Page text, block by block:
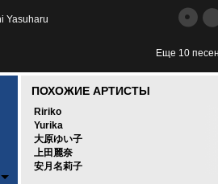
Yasuharu
Fara3' — Rafatosman.CoM
любимыми
Еще 10 песен
A.V.G
ПОХОЖИЕ АРТИСТЫ
Ririko
Yurika
大原ゆい子
上田麗奈
安月名莉子